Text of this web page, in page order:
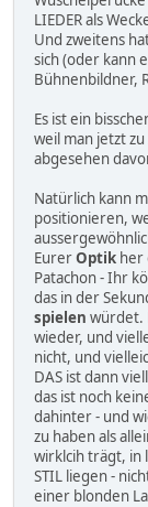
LIEDER als
Und zweitens
sich (oder kann
Bühnenbildner,
Es ist ein
weil man jetzt
abgesehen
Natürlich kann
positionieren,
EurerOptik her
Patachon - Ihr
das in der
spielen würdet.
wieder, und
nicht, und
DAS ist dann
das ist noch
dahinter - und
zu haben als
wirklcih trägt, in
STIL liegen -
einer blonden